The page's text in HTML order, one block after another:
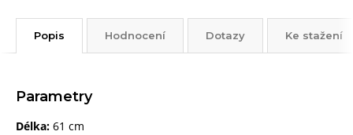
Popis Hodnocení Dotazy Ke stažení
Parametry
Délka: 61 cm